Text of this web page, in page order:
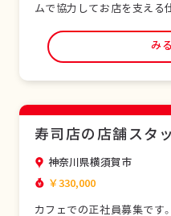
ムで協力してお店を支える
未経験の方でも研修制度が
から学べます。正社員とし
キャリア形成が可能です。
み
寿司店の店舗スタ
神奈川県横須賀市
￥330,000
カフェでの正社員募集です